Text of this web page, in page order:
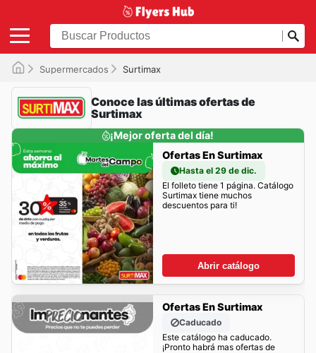
Supermercados Surtimax
Conoce las últimas ofertas de
Surtimax
¡Mejor oferta del día!
Ofertas En Surtimax
Hasta el 29 de dic.
El folleto tiene 1 página. Catálogo
Surtimax tiene muchos
descuentos para ti!
Abrir catálogo
Ofertas En Surtimax
Caducado
Este catálogo ha caducado.
¡Pronto habrá mas ofertas de